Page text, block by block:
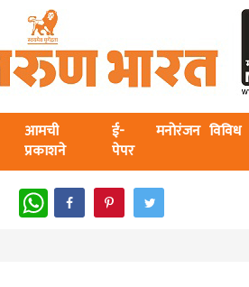
आमची
प्रकाशने
ई-
पेपर
मनोरंजन विविध
WhatsApp